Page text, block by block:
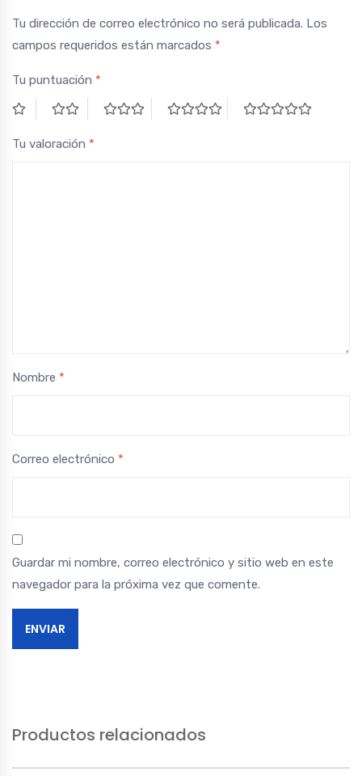
Tu dirección de correo electrónico no será publicada. Los
campos requeridos están marcados *
Tu puntuación *
Tu valoración *
Nombre *
Correo electrónico *
Guardar mi nombre, correo electrónico y sitio web en este
navegador para la próxima vez que comente.
Productos relacionados